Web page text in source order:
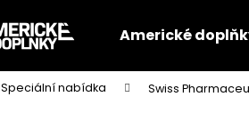
Americké
Speciální nabídka Swiss